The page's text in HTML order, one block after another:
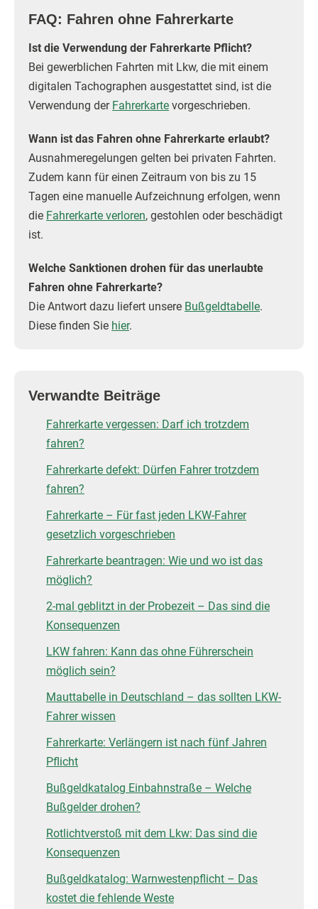
FAQ: Fahren ohne Fahrerkarte
Ist die Verwendung der Fahrerkarte Pflicht?
Bei gewerblichen Fahrten mit Lkw, die mit einem
digitalen Tachographen ausgestattet sind, ist die
Verwendung der Fahrerkarte vorgeschrieben.
Wann ist das Fahren ohne Fahrerkarte erlaubt?
Ausnahmeregelungen gelten bei privaten Fahrten.
Zudem kann für einen Zeitraum von bis zu 15
Tagen eine manuelle Aufzeichnung erfolgen, wenn
die Fahrerkarte verloren, gestohlen oder beschädigt
ist.
Welche Sanktionen drohen für das unerlaubte
Fahren ohne Fahrerkarte?
Die Antwort dazu liefert unsere Bußgeldtabelle.
Diese finden Sie hier.
Verwandte Beiträge
Fahrerkarte vergessen: Darf ich trotzdem
fahren?
Fahrerkarte defekt: Dürfen Fahrer trotzdem
fahren?
Fahrerkarte – Für fast jeden LKW-Fahrer
gesetzlich vorgeschrieben
Fahrerkarte beantragen: Wie und wo ist das
möglich?
2-mal geblitzt in der Probezeit – Das sind die
Konsequenzen
LKW fahren: Kann das ohne Führerschein
möglich sein?
Mauttabelle in Deutschland – das sollten LKW-
Fahrer wissen
Fahrerkarte: Verlängern ist nach fünf Jahren
Pflicht
Bußgeldkatalog Einbahnstraße – Welche
Bußgelder drohen?
Rotlichtverstoß mit dem Lkw: Das sind die
Konsequenzen
Bußgeldkatalog: Warnwestenpflicht – Das
kostet die fehlende Weste